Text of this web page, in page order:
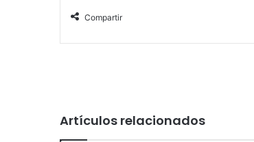
Compartir
Artículos relacionados